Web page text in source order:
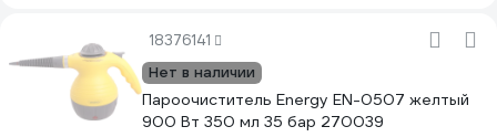
18376141
Нет в наличии
Пароочиститель Energy EN-0507 желтый
900 Вт 350 мл 35 бар 270039